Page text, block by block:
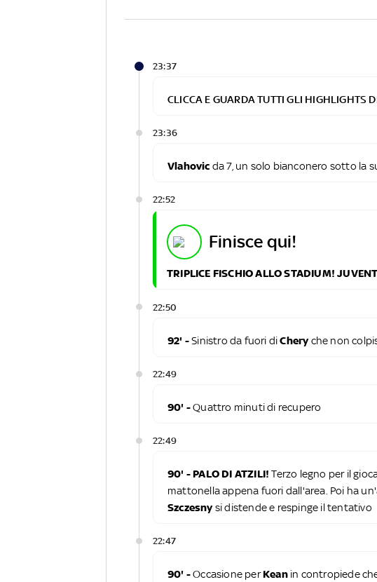
23:37
CLICCA E GUARDA TUTTI GLI HIGHLIGHTS
23:36
Vlahovic da 7, un solo bianconero sotto la
22:52
finisce qui!
TRIPLICE FISCHIO ALLO STADIUM!
22:50
92' -Sinistro da fuori diCheryche non
22:49
90' -Quattro minuti di recupero
22:49
90' - PALO DI ATZILI!Terzo legno per il
mattonella appena fuori dall'area. Poi ha
Szczesnysi distende e respinge il tentativo
22:47
90' -Occasione perKean in contropiede